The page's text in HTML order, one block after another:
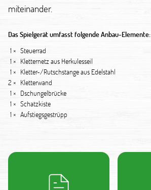
miteinander.
Das Spielgerät umfasst folgende Anbau-Elemente:
1 × Steuerrad
1 × Kletternetz aus Herkulesseil
1 × Kletter-/Rutschstange aus Edelstahl
2 × Kletterwand
1 × Dschungelbrücke
1 × Schatzkiste
1 × Aufstiegsgestrüpp